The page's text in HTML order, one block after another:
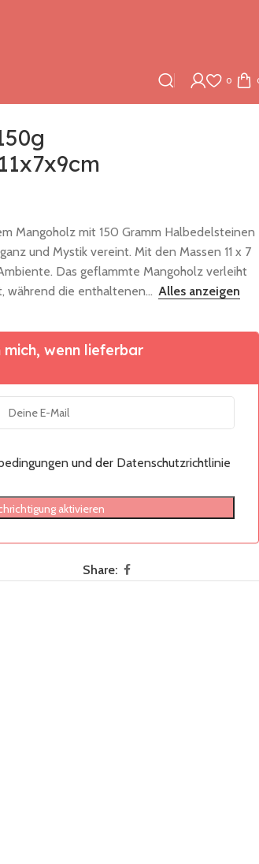
0
Mangoholz mit 150 Gramm Halbedelsteinen
und Mystik vereint. Mit den Massen 11 x 7
Das geflammte Mangoholz verleiht
während die enthaltenen... Alles anzeigen
mich, wenn lieferbar
und der Datenschutzrichtlinie
aktivieren
Share: